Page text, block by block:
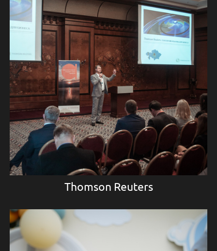
Thomson Reuters